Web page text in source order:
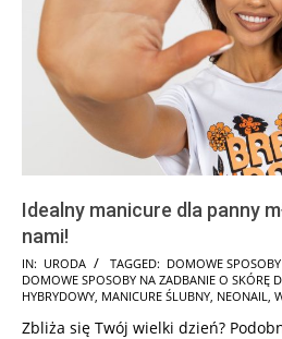
Idealny manicure dla panny
nami!
2025-
07-
IN: URODA TAGGED: DOMOWE
DOMOWE SPOSOBY NA ZADBANIE O SKÓRĘ
HYBRYDOWY MANICURE ŚLUBNY NEONAIL
Zbliża się Twój wielki dzień?